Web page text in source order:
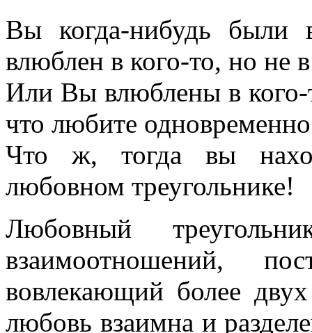
Вы когда-нибудь были
влюблен в кого-то, но не в
Или Вы влюблены в кого-
что любите
Что ж, тогда вы
любовном треугольнике!
Любовный
взаимоотношений,
вовлекающий более
любовь взаимна и